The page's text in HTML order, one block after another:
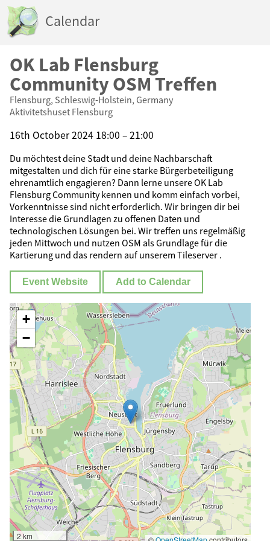
Calendar
OK Lab Flensburg
Community OSM Treffen
Flensburg, Schleswig-Holstein, Germany
Aktivitetshuset Flensburg
16th October 2024 18:00 – 21:00
Du möchtest deine Stadt und deine Nachbarschaft
mitgestalten und dich für eine starke Bürgerbeteiligung
ehrenamtlich engagieren? Dann lerne unsere OK Lab
Flensburg Community kennen und komm einfach vorbei,
Vorkenntnisse sind nicht erforderlich. Wir bringen dir bei
Interesse die Grundlagen zu offenen Daten und
technologischen Lösungen bei. Wir treffen uns regelmäßig
jeden Mittwoch und nutzen OSM als Grundlage für die
Kartierung und das rendern auf unserem Tileserver .
Event Website Add to Calendar
+
−
2 km